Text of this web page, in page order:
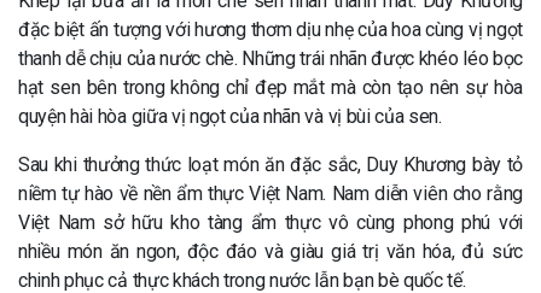
đặc biệt ấn tượng với hương thơm dịu nhẹ của hoa cùng vị ngọt
thanh dễ chịu của nước chè. Những trái nhãn được khéo léo bọc
hạt sen bên trong không chỉ đẹp mắt mà còn tạo nên sự hòa
quyện hài hòa giữa vị ngọt của nhãn và vị bùi của sen.
Sau khi thưởng thức loạt món ăn đặc sắc, Duy Khương bày tỏ
niềm tự hào về nền ẩm thực Việt Nam. Nam diễn viên cho rằng
Việt Nam sở hữu kho tàng ẩm thực vô cùng phong phú với
nhiều món ăn ngon, độc đáo và giàu giá trị văn hóa, đủ sức
chinh phục cả thực khách trong nước lẫn bạn bè quốc tế.